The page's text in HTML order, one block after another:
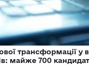
трансформації у
майже 700